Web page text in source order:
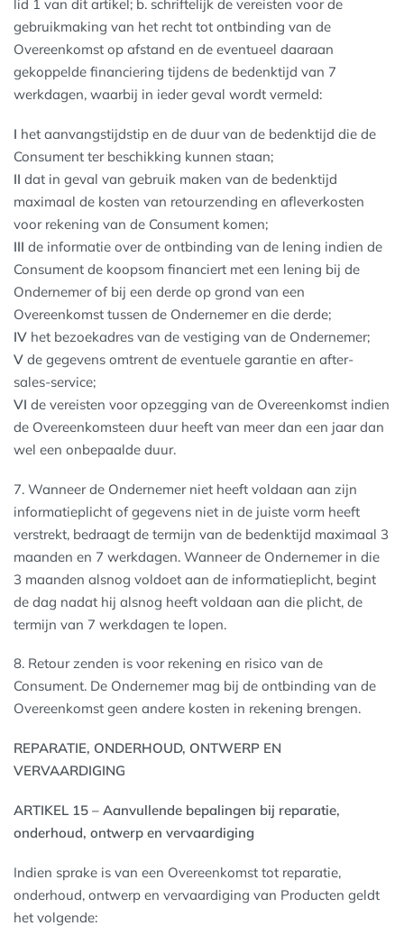
lid 1 van dit artikel; b. schriftelijk de vereisten voor de
gebruikmaking van het recht tot ontbinding van de
Overeenkomst op afstand en de eventueel daaraan
gekoppelde financiering tijdens de bedenktijd van 7
werkdagen, waarbij in ieder geval wordt vermeld:
I het aanvangstijdstip en de duur van de bedenktijd die de
Consument ter beschikking kunnen staan;
II dat in geval van gebruik maken van de bedenktijd
maximaal de kosten van retourzending en afleverkosten
voor rekening van de Consument komen;
III de informatie over de ontbinding van de lening indien de
Consument de koopsom financiert met een lening bij de
Ondernemer of bij een derde op grond van een
Overeenkomst tussen de Ondernemer en die derde;
IV het bezoekadres van de vestiging van de Ondernemer;
V de gegevens omtrent de eventuele garantie en after-
sales-service;
VI de vereisten voor opzegging van de Overeenkomst indien
de Overeenkomsteen duur heeft van meer dan een jaar dan
wel een onbepaalde duur.
7. Wanneer de Ondernemer niet heeft voldaan aan zijn
informatieplicht of gegevens niet in de juiste vorm heeft
verstrekt, bedraagt de termijn van de bedenktijd maximaal 3
maanden en 7 werkdagen. Wanneer de Ondernemer in die
3 maanden alsnog voldoet aan de informatieplicht, begint
de dag nadat hij alsnog heeft voldaan aan die plicht, de
termijn van 7 werkdagen te lopen.
8. Retour zenden is voor rekening en risico van de
Consument. De Ondernemer mag bij de ontbinding van de
Overeenkomst geen andere kosten in rekening brengen.
REPARATIE, ONDERHOUD, ONTWERP EN
VERVAARDIGING
ARTIKEL 15 – Aanvullende bepalingen bij reparatie,
onderhoud, ontwerp en vervaardiging
Indien sprake is van een Overeenkomst tot reparatie,
onderhoud, ontwerp en vervaardiging van Producten geldt
het volgende: